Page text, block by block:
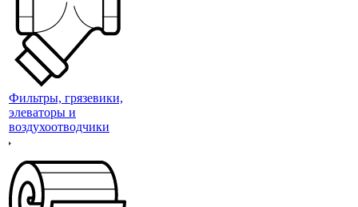
Фильтры, грязевики,
элеваторы и
воздухоотводчики